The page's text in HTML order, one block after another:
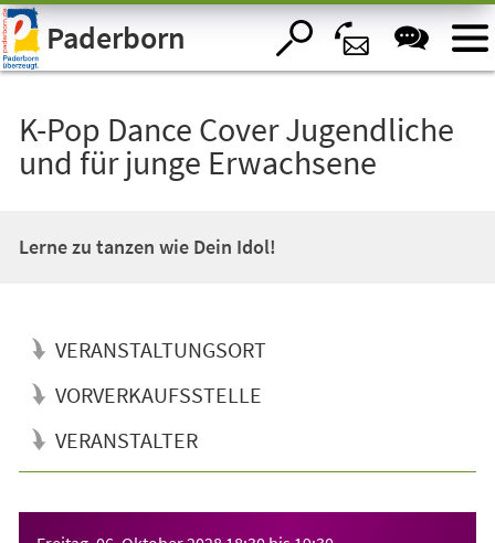
Visuelle
Assistenzsoftware
öffnen.Paderborn
K-Pop Dance Cover Jugendliche
und für junge Erwachsene
Lerne zu tanzen wie Dein Idol!
VERANSTALTUNGSORT
VORVERKAUFSSTELLE
VERANSTALTER